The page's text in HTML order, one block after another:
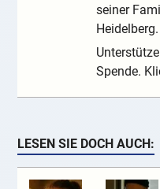
seiner
Heidelberg.
Spende.
LESEN SIE DOCH AUCH: